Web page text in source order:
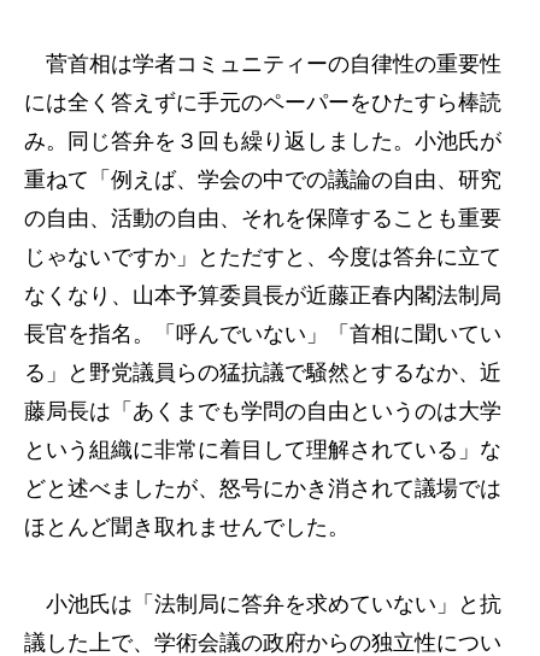
菅首相は学者コミュニティーの自律性の重要性
には全く答えずに手元のペーパーをひたすら棒読
み。同じ答弁を３回も繰り返しました。小池氏が
重ねて「例えば、学会の中での議論の自由、研究
の自由、活動の自由、それを保障することも重要
じゃないですか」とただすと、今度は答弁に立て
なくなり、山本予算委員長が近藤正春内閣法制局
長官を指名。「呼んでいない」「首相に聞いてい
る」と野党議員らの猛抗議で騒然とするなか、近
藤局長は「あくまでも学問の自由というのは大学
という組織に非常に着目して理解されている」な
どと述べましたが、怒号にかき消されて議場では
ほとんど聞き取れませんでした。
小池氏は「法制局に答弁を求めていない」と抗
議した上で、学術会議の政府からの独立性につい